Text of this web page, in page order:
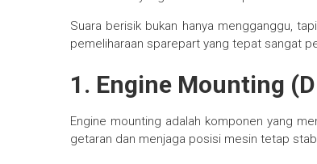
Suara berisik bukan hanya mengganggu,
pemeliharaan sparepart yang tepat sangat
1. Engine Mounting
Engine mounting adalah komponen yang
getaran dan menjaga posisi mesin tetap